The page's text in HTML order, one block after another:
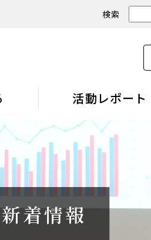
検索
活動レポート
新着情報